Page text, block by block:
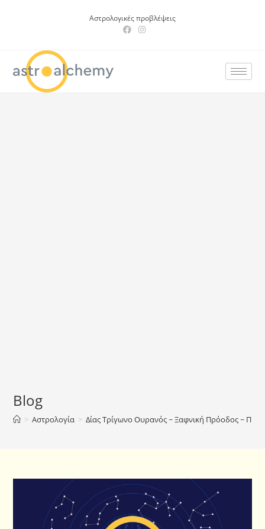
Αστρολογικές προβλέψεις
Blog
> Αστρολογία > Δίας Τρίγωνο Ουρανός ~ Ξαφνική Πρόοδος ~